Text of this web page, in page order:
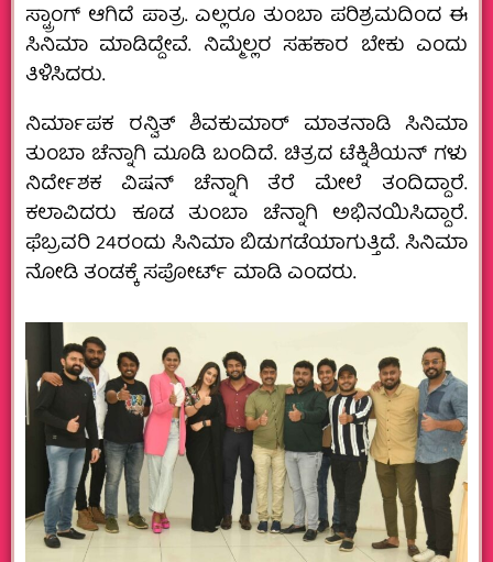
ಸ್ಟ್ರಾಂಗ್ ಆಗಿದೆ ಪಾತ್ರ. ಎಲ್ಲರೂ ತುಂಬಾ ಪರಿಶ್ರಮದಿಂದ ಈ
ಸಿನಿಮಾ ಮಾಡಿದ್ದೇವೆ. ನಿಮ್ಮೆಲ್ಲರ ಸಹಕಾರ ಬೇಕು ಎಂದು
ತಿಳಿಸಿದರು.
ನಿರ್ಮಾಪಕ ರನ್ವಿತ್ ಶಿವಕುಮಾರ್ ಮಾತನಾಡಿ ಸಿನಿಮಾ
ತುಂಬಾ ಚೆನ್ನಾಗಿ ಮೂಡಿ ಬಂದಿದೆ. ಚಿತ್ರದ ಟೆಕ್ನಿಶಿಯನ್ ಗಳು
ನಿರ್ದೇಶಕ ವಿಷನ್ ಚೆನ್ನಾಗಿ ತೆರೆ ಮೇಲೆ ತಂದಿದ್ದಾರೆ.
ಕಲಾವಿದರು ಕೂಡ ತುಂಬಾ ಚೆನ್ನಾಗಿ ಅಭಿನಯಿಸಿದ್ದಾರೆ.
ಫೆಬ್ರವರಿ 24ರಂದು ಸಿನಿಮಾ ಬಿಡುಗಡೆಯಾಗುತ್ತಿದೆ. ಸಿನಿಮಾ
ನೋಡಿ ತಂಡಕ್ಕೆ ಸಪೋರ್ಟ್ ಮಾಡಿ ಎಂದರು.